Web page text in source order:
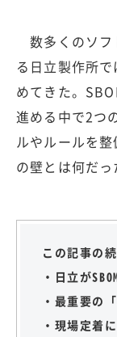
数多くのソフ
る日立製作所
めてきた。
進める中で2つ
ルやルールを
の壁とは何だっ
この記事の
・日立が
・最重要の
・現場定着